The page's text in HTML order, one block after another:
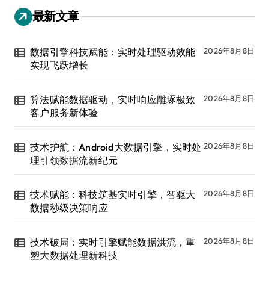
最新文章
数据引擎科技赋能：实时处理驱动效能
实现飞跃增长
2026年8月8日
算法赋能数据驱动，实时响应雕琢极致
客户服务新体验
2026年8月8日
技术护航：Android大数据引擎，实时处
理引领数据流新纪元
2026年8月8日
技术赋能：科技筑基实时引擎，智驱大
数据秒级决策响应
2026年8月8日
技术破局：实时引擎赋能数据洪流，重
塑大数据处理新科技
2026年8月8日